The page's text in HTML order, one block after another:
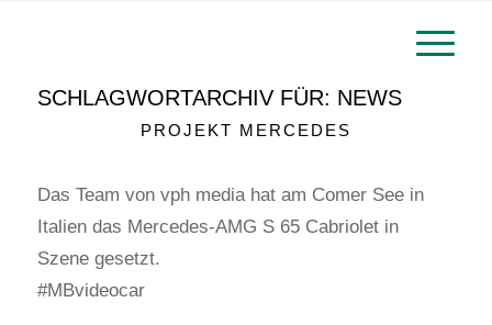
SCHLAGWORTARCHIV FÜR: NEWS
PROJEKT MERCEDES
Das Team von vph media hat am Comer See in
Italien das Mercedes-AMG S 65 Cabriolet in
Szene gesetzt.
#MBvideocar